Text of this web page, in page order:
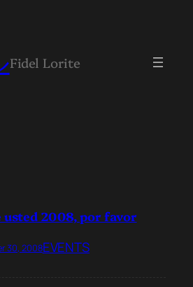
Fidel Lorite
usted 2008, por favor
30, 2008EVENTS